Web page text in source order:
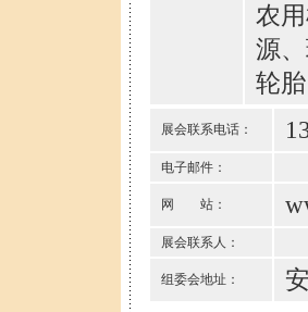
农
源
轮
展会联系电话：
电子邮件：
网 站：
展会联系人：
组委会地址：